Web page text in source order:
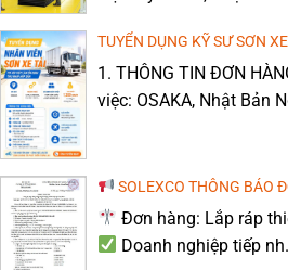
VẬN HÀNH MÁY PHAY
THI CÔNG THÁO DỞ
[TTS NAM] VẬN HÀNH
WAKAYAMA, NHẬT BẢN
Bạn đang tìm kiếm một
TUYỂN DỤNG KỸ SƯ SƠN
LÀM VIỆC TẠI OSAKA,
(MIỄN PHÍ ĐÀO TẠO TIẾNG
1. THÔNG TIN ĐƠN
việc: OSAKA, Nhật Bản
SOLEXCO THÔNG BÁO
QUẢN LÝ LAO ĐỘNG
Đơn hàng: Lắp ráp
Doanh nghiệp tiếp